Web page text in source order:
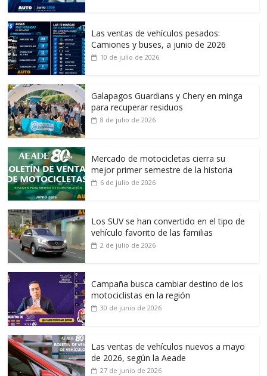
Las ventas de vehículos pesados:
Camiones y buses, a junio de 2026
10 de julio de 2026
Galapagos Guardians y Chery en minga
para recuperar residuos
8 de julio de 2026
Mercado de motocicletas cierra su
mejor primer semestre de la historia
6 de julio de 2026
Los SUV se han convertido en el tipo de
vehículo favorito de las familias
2 de julio de 2026
Campaña busca cambiar destino de los
motociclistas en la región
30 de junio de 2026
Las ventas de vehículos nuevos a mayo
de 2026, según la Aeade
27 de junio de 2026